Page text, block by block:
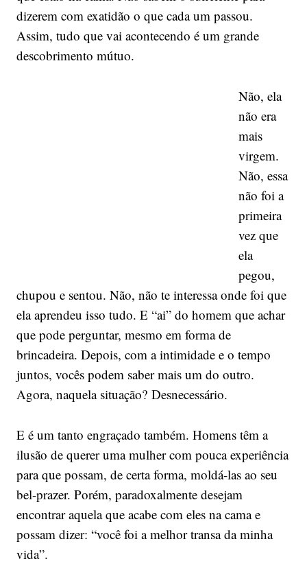
dizerem com exatidão o que cada um passou.
Assim, tudo que vai acontecendo é um grande
descobrimento mútuo.
Não, ela
não era
mais
virgem.
Não, essa
não foi a
primeira
vez que
ela
pegou,
chupou e sentou. Não, não te interessa onde foi que
ela aprendeu isso tudo. E “ai” do homem que achar
que pode perguntar, mesmo em forma de
brincadeira. Depois, com a intimidade e o tempo
juntos, vocês podem saber mais um do outro.
Agora, naquela situação? Desnecessário.
E é um tanto engraçado também. Homens têm a
ilusão de querer uma mulher com pouca experiência
para que possam, de certa forma, moldá-las ao seu
bel-prazer. Porém, paradoxalmente desejam
encontrar aquela que acabe com eles na cama e
possam dizer: “você foi a melhor transa da minha
vida”.